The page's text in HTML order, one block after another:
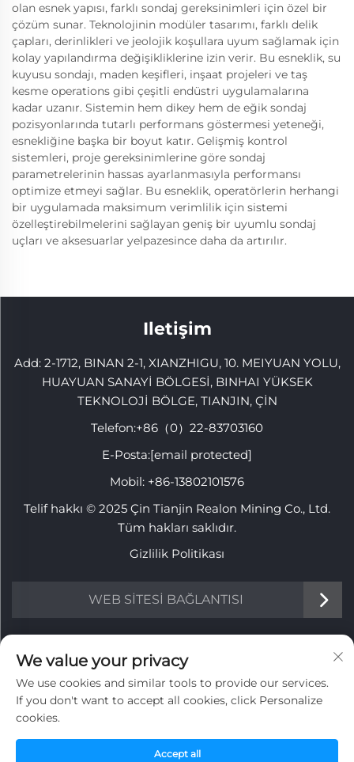
olan esnek yapısı, farklı sondaj gereksinimleri için özel bir
çözüm sunar. Teknolojinin modüler tasarımı, farklı delik
çapları, derinlikleri ve jeolojik koşullara uyum sağlamak için
kolay yapılandırma değişikliklerine izin verir. Bu esneklik, su
kuyusu sondajı, maden keşifleri, inşaat projeleri ve taş
kesme operations gibi çeşitli endüstri uygulamalarına
kadar uzanır. Sistemin hem dikey hem de eğik sondaj
pozisyonlarında tutarlı performans göstermesi yeteneği,
esnekliğine başka bir boyut katır. Gelişmiş kontrol
sistemleri, proje gereksinimlerine göre sondaj
parametrelerinin hassas ayarlanmasıyla performansı
optimize etmeyi sağlar. Bu esneklik, operatörlerin herhangi
bir uygulamada maksimum verimlilik için sistemi
özelleştirebilmelerini sağlayan geniş bir uyumlu sondaj
uçları ve aksesuarlar yelpazesince daha da artırılır.
Iletişim
Add: 2-1712, BINAN 2-1, XIANZHIGU, 10. MEIYUAN YOLU,
HUAYUAN SANAYİ BÖLGESİ, BINHAI YÜKSEK
TEKNOLOJİ BÖLGE, TIANJIN, ÇİN
Telefon:+86（0）22-83703160
E-Posta:[email protected]
Mobil: +86-13802101576
Telif hakkı © 2025 Çin Tianjin Realon Mining Co., Ltd.
Tüm hakları saklıdır.
Gizlilik Politikası
WEB SİTESİ BAĞLANTISI
Haftalık bültenimizi almak için kaydolun
We value your privacy
We use cookies and similar tools to provide our services.
If you don't want to accept all cookies, click Personalize
cookies.
Accept all